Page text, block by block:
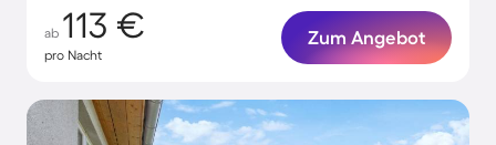
ab 113 €
pro Nacht
Zum Angebot